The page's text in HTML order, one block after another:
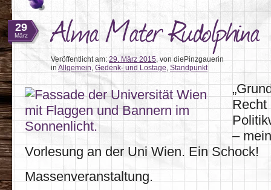
29
März Alma Mater Rudolphina
Veröffentlicht am:29. März 2015,von diePinzgauerin
inAllgemein, Gedenk- und Lostage, Standpunkt
Recht
–
Vorlesung an der Uni Wien. Ein Schock!
Massenveranstaltung.